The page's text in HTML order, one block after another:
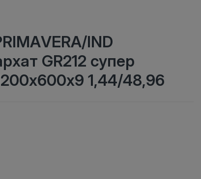
IND
GR212 супер
1,44/48,96